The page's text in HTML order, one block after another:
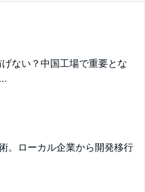
ない？中国工場で重要とな
。ローカル企業から開発移行